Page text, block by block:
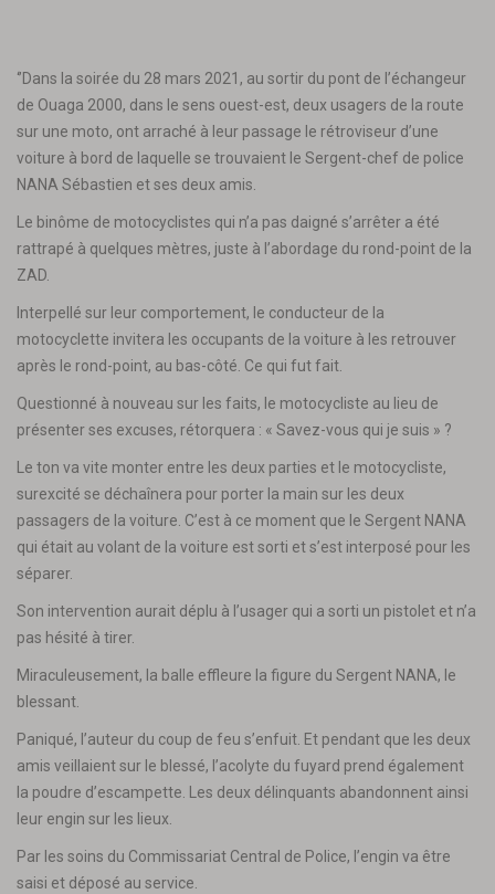
‘’Dans la soirée du 28 mars 2021, au sortir du pont de l’échangeur
de Ouaga 2000, dans le sens ouest-est, deux usagers de la route
sur une moto, ont arraché à leur passage le rétroviseur d’une
voiture à bord de laquelle se trouvaient le Sergent-chef de police
NANA Sébastien et ses deux amis.
Le binôme de motocyclistes qui n’a pas daigné s’arrêter a été
rattrapé à quelques mètres, juste à l’abordage du rond-point de la
ZAD.
Interpellé sur leur comportement, le conducteur de la
motocyclette invitera les occupants de la voiture à les retrouver
après le rond-point, au bas-côté. Ce qui fut fait.
Questionné à nouveau sur les faits, le motocycliste au lieu de
présenter ses excuses, rétorquera : « Savez-vous qui je suis » ?
Le ton va vite monter entre les deux parties et le motocycliste,
surexcité se déchaînera pour porter la main sur les deux
passagers de la voiture. C’est à ce moment que le Sergent NANA
qui était au volant de la voiture est sorti et s’est interposé pour les
séparer.
Son intervention aurait déplu à l’usager qui a sorti un pistolet et n’a
pas hésité à tirer.
Miraculeusement, la balle effleure la figure du Sergent NANA, le
blessant.
Paniqué, l’auteur du coup de feu s’enfuit. Et pendant que les deux
amis veillaient sur le blessé, l’acolyte du fuyard prend également
la poudre d’escampette. Les deux délinquants abandonnent ainsi
leur engin sur les lieux.
Par les soins du Commissariat Central de Police, l’engin va être
saisi et déposé au service.